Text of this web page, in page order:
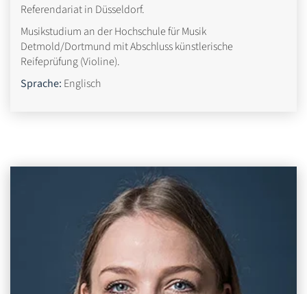
Referendariat in Düsseldorf.
Musikstudium an der Hochschule für Musik
Detmold/Dortmund mit Abschluss künstlerische
Reifeprüfung (Violine).
Sprache: Englisch